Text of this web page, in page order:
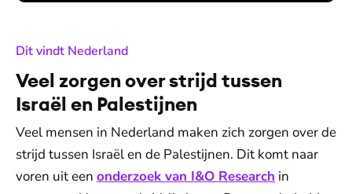
Dit vindt Nederland:
Veel zorgen over strijd tussen
Israël en Palestijnen
Veel mensen in Nederland maken zich zorgen over de
strijd tussen Israël en de Palestijnen. Dit komt naar
voren uit een onderzoek van I&O Research in